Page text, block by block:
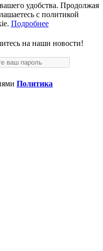
удобства. Продолжая
с политикой
Подробнее
на наши новости!
Политика